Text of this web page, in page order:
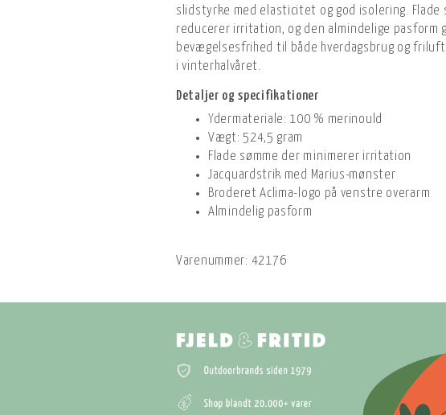
slidstyrke med elasticitet og god isolering. Flade
reducerer irritation, og den almindelige pasform
bevægelsesfrihed til både hverdagsbrug og
i vinterhalvåret.
Detaljer og specifikationer
Ydermateriale: 100 % merinould
Vægt: 524,5 gram
Flade sømme der minimerer irritation
Jacquardstrik med Marius-mønster
Broderet Aclima-logo på venstre overarm
Almindelig pasform
Varenummer: 42176